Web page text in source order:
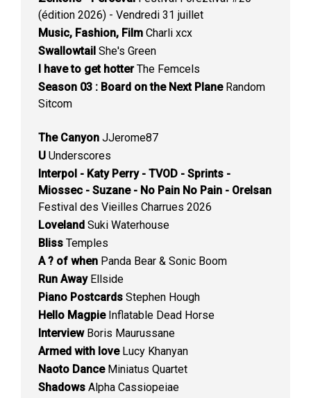
(édition 2026) - Vendredi 31 juillet
Music, Fashion, Film Charli xcx
Swallowtail She's Green
I have to get hotterThe Femcels
Season 03 : Board on the Next PlaneRandom
Sitcom
The Canyon JJerome87
U Underscores
Interpol - Katy Perry - TVOD - Sprints -
Miossec - Suzane - No Pain No Pain - Orelsan
Festival des Vieilles Charrues 2026
Loveland Suki Waterhouse
Bliss Temples
A ? of when Panda Bear & Sonic Boom
Run AwayEllside
Piano Postcards Stephen Hough
Hello MagpieInflatable Dead Horse
InterviewBoris Maurussane
Armed with loveLucy Khanyan
Naoto DanceMiniatus Quartet
Shadows Alpha Cassiopeiae